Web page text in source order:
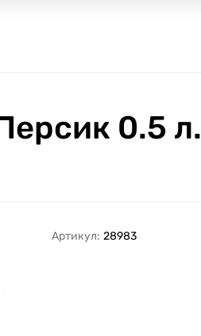
0.5 л.
Артикул: 28983